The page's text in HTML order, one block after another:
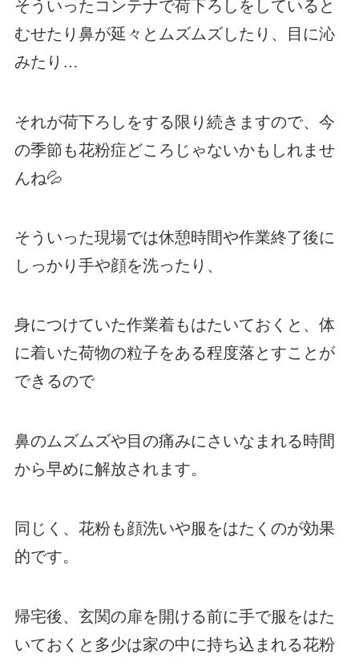
そういったコンテナで荷下ろしをしていると
むせたり鼻が延々とムズムズしたり、目に沁
みたり…
それが荷下ろしをする限り続きますので、今
の季節も花粉症どころじゃないかもしれませ
んね💦
そういった現場では休憩時間や作業終了後に
しっかり手や顔を洗ったり、
身につけていた作業着もはたいておくと、体
に着いた荷物の粒子をある程度落とすことが
できるので
鼻のムズムズや目の痛みにさいなまれる時間
から早めに解放されます。
同じく、花粉も顔洗いや服をはたくのが効果
的です。
帰宅後、玄関の扉を開ける前に手で服をはた
いておくと多少は家の中に持ち込まれる花粉